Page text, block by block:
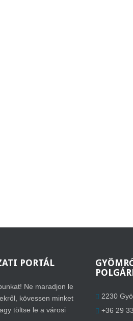
PORTÁL
Ne maradjon le
kövessen minket
töltse le a városi
2230
+36 29